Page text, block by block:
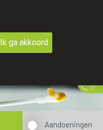
Aandoeningen
Ik ga akkoord